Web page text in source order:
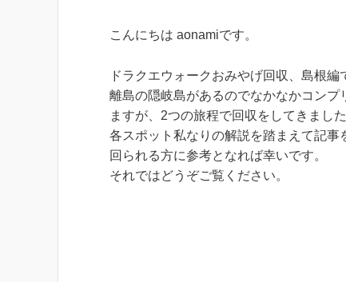
こんにちは aonamiです。
ドラクエウォークおみやげ回収、島根編
離島の隠岐島があるのでなかなかコンプ
ますが、2つの旅程で回収をしてきました
各スポット私なりの解説を踏まえて記事
回られる方に参考となれば幸いです。
それではどうぞご覧ください。